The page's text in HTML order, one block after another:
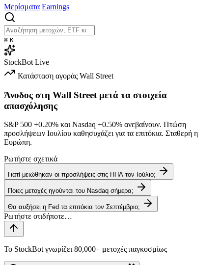
Μερίσματα Earnings
⌘ K
StockBot Live
Κατάσταση αγοράς Wall Street
Άνοδος στη Wall Street μετά τα στοιχεία
απασχόλησης
S&P 500 +0.20% και Nasdaq +0.50% ανεβαίνουν. Πτώση
προσλήψεων Ιουλίου καθησυχάζει για τα επιτόκια. Σταθερή η
Ευρώπη.
Ρωτήστε σχετικά
Γιατί μειώθηκαν οι προσλήψεις στις ΗΠΑ τον Ιούλιο;
Ποιες μετοχές ηγούνται του Nasdaq σήμερα;
Θα αυξήσει η Fed τα επιτόκια τον Σεπτέμβριο;
Το StockBot γνωρίζει 80,000+ μετοχές παγκοσμίως